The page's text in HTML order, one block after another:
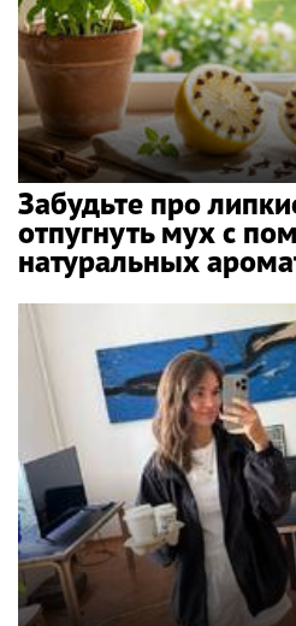
Забудьте про
отпугнуть мух с
натуральных